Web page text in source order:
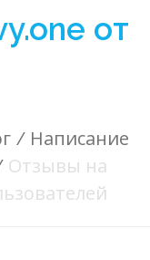
от
/ Написание
Отзывы на